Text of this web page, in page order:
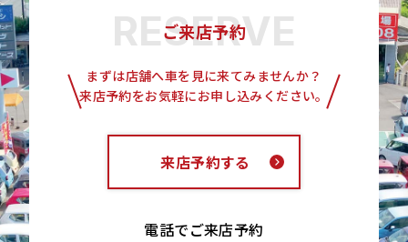
ご来店予約
まずは店舗へ車を見に来てみませんか？
来店予約をお気軽にお申し込みください。
来店予約する
電話でご来店予約